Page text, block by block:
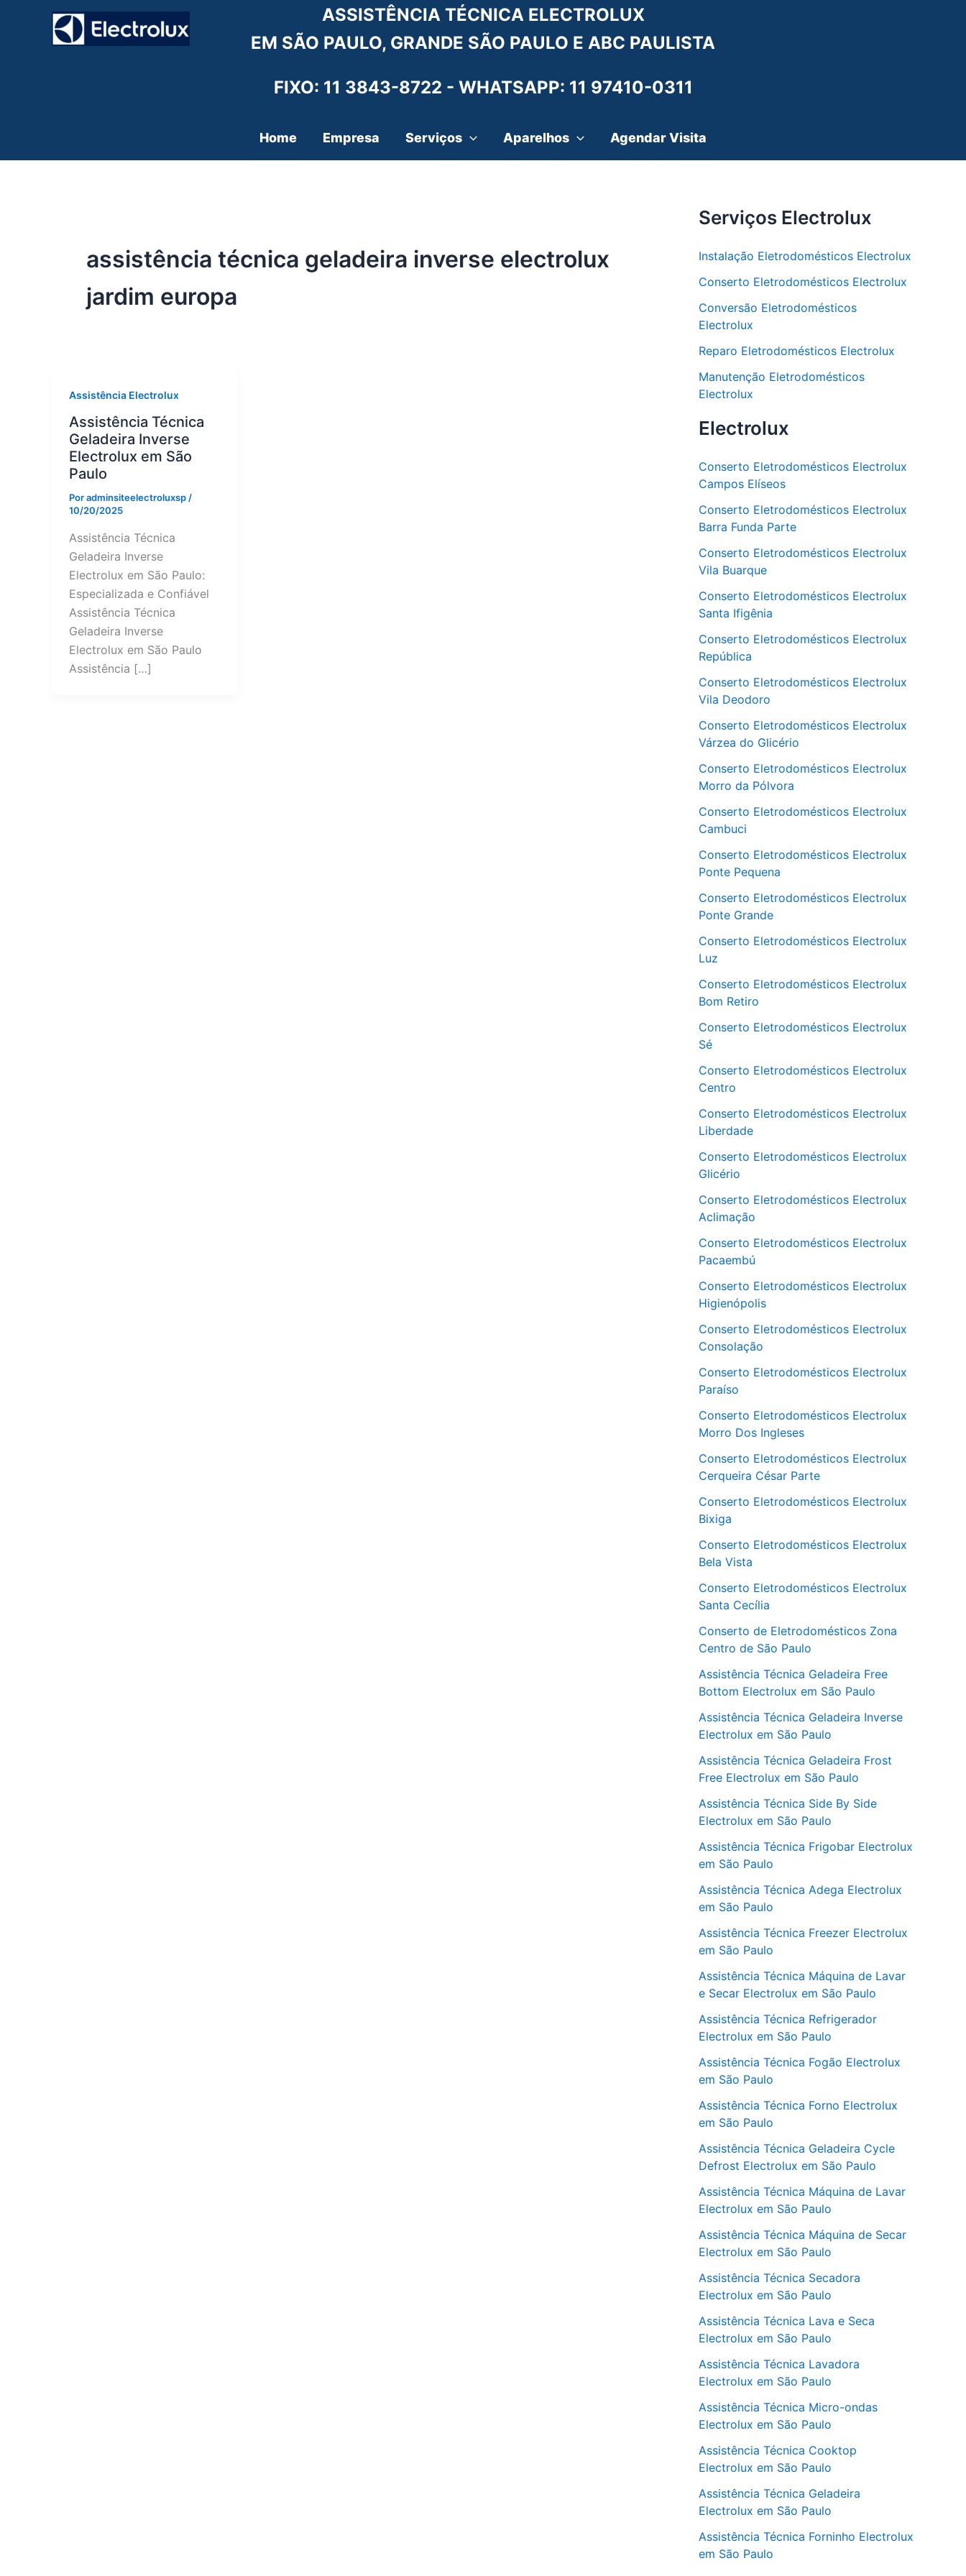
ASSISTÊNCIA TÉCNICA ELECTROLUX
EM SÃO PAULO, GRANDE SÃO PAULO E ABC PAULISTA
FIXO: 11 3843-8722 - WHATSAPP: 11 97410-0311
Home Empresa Serviços Aparelhos Agendar Visita
assistência técnica geladeira inverse electrolux
jardim europa
Assistência Electrolux
Assistência Técnica
Geladeira Inverse
Electrolux em São
Paulo
Poradminsiteelectroluxsp /
10/20/2025
Assistência Técnica
Geladeira Inverse
Electrolux em São Paulo:
Especializada e Confiável
Assistência Técnica
Geladeira Inverse
Electrolux em São Paulo
Assistência […]
Serviços Electrolux
Instalação Eletrodomésticos Electrolux
Conserto Eletrodomésticos Electrolux
Conversão Eletrodomésticos
Electrolux
Reparo Eletrodomésticos Electrolux
Manutenção Eletrodomésticos
Electrolux
Electrolux
Conserto Eletrodomésticos Electrolux
Campos Elíseos
Conserto Eletrodomésticos Electrolux
Barra Funda Parte
Conserto Eletrodomésticos Electrolux
Vila Buarque
Conserto Eletrodomésticos Electrolux
Santa Ifigênia
Conserto Eletrodomésticos Electrolux
República
Conserto Eletrodomésticos Electrolux
Vila Deodoro
Conserto Eletrodomésticos Electrolux
Várzea do Glicério
Conserto Eletrodomésticos Electrolux
Morro da Pólvora
Conserto Eletrodomésticos Electrolux
Cambuci
Conserto Eletrodomésticos Electrolux
Ponte Pequena
Conserto Eletrodomésticos Electrolux
Ponte Grande
Conserto Eletrodomésticos Electrolux
Luz
Conserto Eletrodomésticos Electrolux
Bom Retiro
Conserto Eletrodomésticos Electrolux
Sé
Conserto Eletrodomésticos Electrolux
Centro
Conserto Eletrodomésticos Electrolux
Liberdade
Conserto Eletrodomésticos Electrolux
Glicério
Conserto Eletrodomésticos Electrolux
Aclimação
Conserto Eletrodomésticos Electrolux
Pacaembú
Conserto Eletrodomésticos Electrolux
Higienópolis
Conserto Eletrodomésticos Electrolux
Consolação
Conserto Eletrodomésticos Electrolux
Paraíso
Conserto Eletrodomésticos Electrolux
Morro Dos Ingleses
Conserto Eletrodomésticos Electrolux
Cerqueira César Parte
Conserto Eletrodomésticos Electrolux
Bixiga
Conserto Eletrodomésticos Electrolux
Bela Vista
Conserto Eletrodomésticos Electrolux
Santa Cecília
Conserto de Eletrodomésticos Zona
Centro de São Paulo
Assistência Técnica Geladeira Free
Bottom Electrolux em São Paulo
Assistência Técnica Geladeira Inverse
Electrolux em São Paulo
Assistência Técnica Geladeira Frost
Free Electrolux em São Paulo
Assistência Técnica Side By Side
Electrolux em São Paulo
Assistência Técnica Frigobar Electrolux
em São Paulo
Assistência Técnica Adega Electrolux
em São Paulo
Assistência Técnica Freezer Electrolux
em São Paulo
Assistência Técnica Máquina de Lavar
e Secar Electrolux em São Paulo
Assistência Técnica Refrigerador
Electrolux em São Paulo
Assistência Técnica Fogão Electrolux
em São Paulo
Assistência Técnica Forno Electrolux
em São Paulo
Assistência Técnica Geladeira Cycle
Defrost Electrolux em São Paulo
Assistência Técnica Máquina de Lavar
Electrolux em São Paulo
Assistência Técnica Máquina de Secar
Electrolux em São Paulo
Assistência Técnica Secadora
Electrolux em São Paulo
Assistência Técnica Lava e Seca
Electrolux em São Paulo
Assistência Técnica Lavadora
Electrolux em São Paulo
Assistência Técnica Micro-ondas
Electrolux em São Paulo
Assistência Técnica Cooktop
Electrolux em São Paulo
Assistência Técnica Geladeira
Electrolux em São Paulo
Assistência Técnica Forninho Electrolux
em São Paulo